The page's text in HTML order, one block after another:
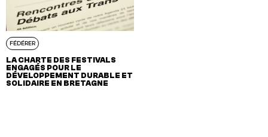
FÉDÉRER
LA CHARTE DES FESTIVALS
ENGAGÉS POUR LE
DÉVELOPPEMENT DURABLE ET
SOLIDAIRE EN BRETAGNE